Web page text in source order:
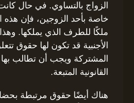
الزواج بالتساوي. في حال
خاصة بأحد الزوجين، فإن هذه
ملكًا للطرف الذي يملكها.
الأجنبية قد تكون لها حقوق
المشتركة ويجب أن تطالب بها
القانونية المتبعة.
هناك أيضًا حقوق مرتبطة